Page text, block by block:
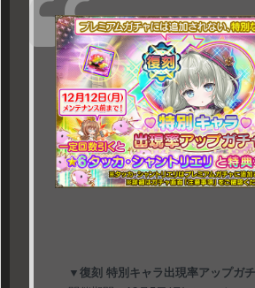
▼復刻 特別キャラ出現率アップガ